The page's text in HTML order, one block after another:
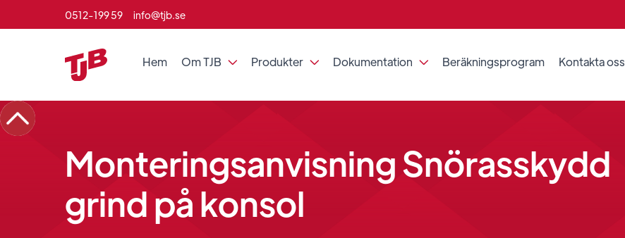
0512-199 59 info@tjb.se
Hem Om TJB  Produkter  Dokumentation  Beräkningsprogram Kontakta oss
Monteringsanvisning Snörasskydd
grind på konsol